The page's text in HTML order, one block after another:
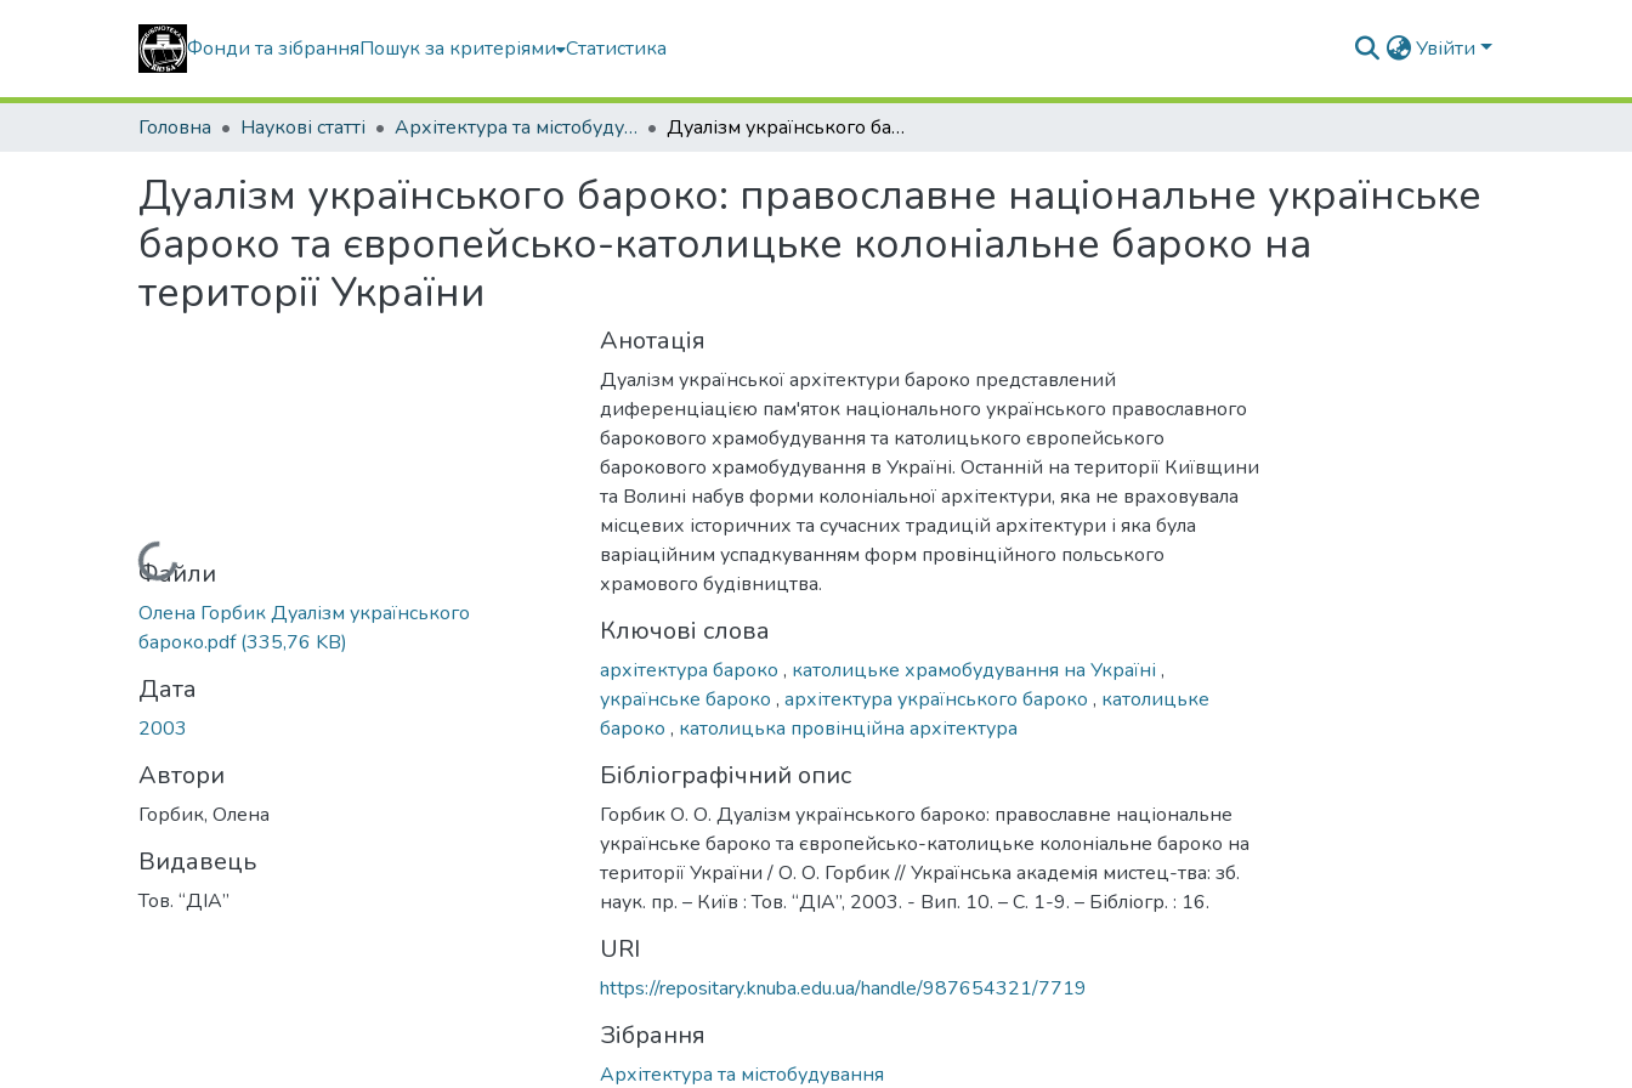
Фонди та зібранняПошук за критеріями Статистика Увійти
Головна Наукові статті Архітектура та містобудування Дуалізм українського бароко: православне національне українське бароко та європейсько-католицьке колоніальне бароко на території України
Дуалізм українського бароко: православне національне українське
бароко та європейсько-католицьке колоніальне бароко на
території України
Вантажиться...
Файли
Олена Горбик Дуалізм українського
бароко.pdf(335,76 KB)
Дата
2003
Автори
Горбик, Олена
Видавець
Тов. “ДІА”
Анотація
Дуалізм української архітектури бароко представлений
диференціацією пам'яток національного українського православного
барокового храмобудування та католицького європейського
барокового храмобудування в Україні. Останній на території Київщини
та Волині набув форми колоніальної архітектури, яка не враховувала
місцевих історичних та сучасних традицій архітектури і яка була
варіаційним успадкуванням форм провінційного польського
храмового будівництва.
Ключові слова
архітектура бароко , католицьке храмобудування на Україні ,
українське бароко , архітектура українського бароко , католицьке
бароко , католицька провінційна архітектура
Бібліографічний опис
Горбик О. О. Дуалізм українського бароко: православне національне
українське бароко та європейсько-католицьке колоніальне бароко на
території України / О. О. Горбик // Українська академія мистец-тва: зб.
наук. пр. – Київ : Тов. “ДІА”, 2003. - Вип. 10. – С. 1-9. – Бібліогр. : 16.
URI
https://repositary.knuba.edu.ua/handle/987654321/7719
Зібрання
Архітектура та містобудування